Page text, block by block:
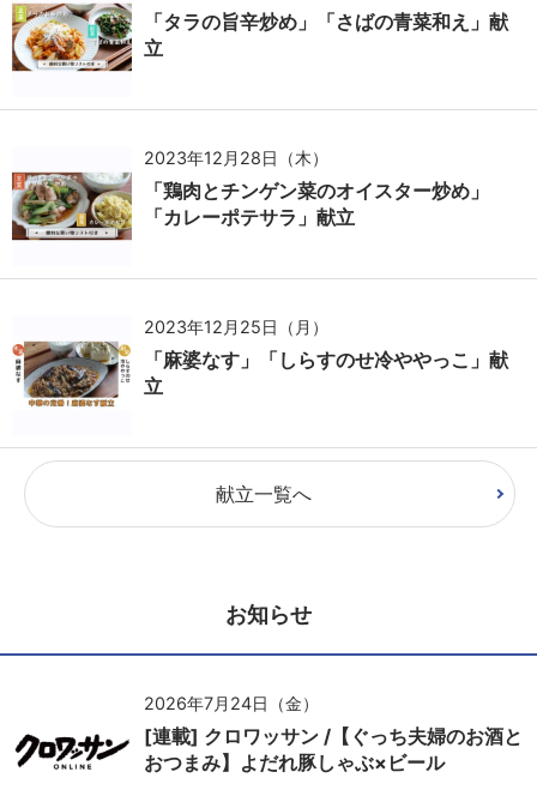
「タラの旨辛炒め」「さばの青菜和え」献
立
2023年12月28日（木）
「鶏肉とチンゲン菜のオイスター炒め」
「カレーポテサラ」献立
2023年12月25日（月）
「麻婆なす」「しらすのせ冷ややっこ」献
立
献立一覧へ
お知らせ
2026年7月24日（金）
[連載] クロワッサン /【ぐっち夫婦のお酒と
おつまみ】よだれ豚しゃぶ×ビール